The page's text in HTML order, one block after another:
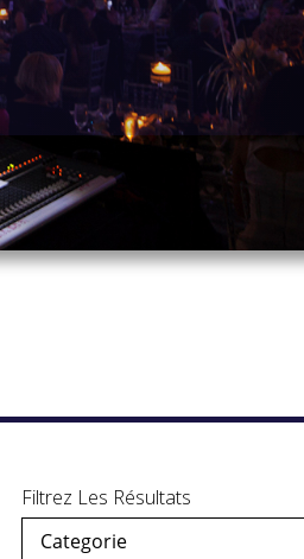
Filtrez Les Résultats
Categorie